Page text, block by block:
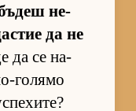
не­
да не
да се на­
го­лямо